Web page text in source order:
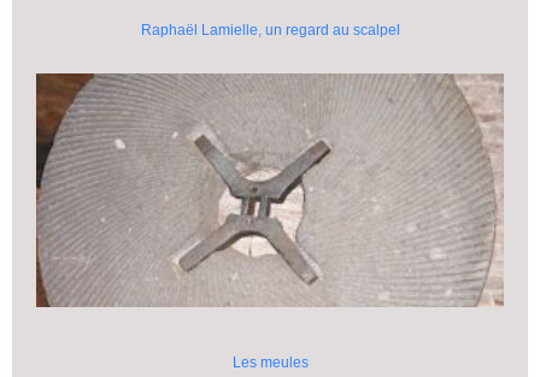
Raphaël Lamielle, un regard au scalpel
Les meules